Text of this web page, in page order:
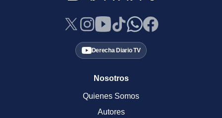
Derecha Diario TV
Nosotros
Quienes Somos
Autores